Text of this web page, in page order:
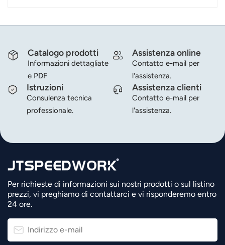
Catalogo prodotti
Informazioni dettagliate
e PDF
Assistenza online
Contatto e-mail per
l'assistenza.
Istruzioni
Consulenza tecnica
professionale.
Assistenza clienti
Contatto e-mail per
l'assistenza.
Per richieste di informazioni sui nostri prodotti o sul listino
prezzi, vi preghiamo di contattarci e vi risponderemo entro
24 ore.